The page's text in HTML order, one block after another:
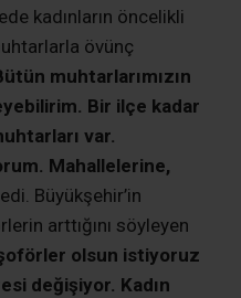
kadınların öncelikli
övünç
muhtarlarımızın
Bir ilçe kadar
var.
Mahallelerine,
Büyükşehir’in
arttığını söyleyen
olsun istiyoruz
değişiyor. Kadın